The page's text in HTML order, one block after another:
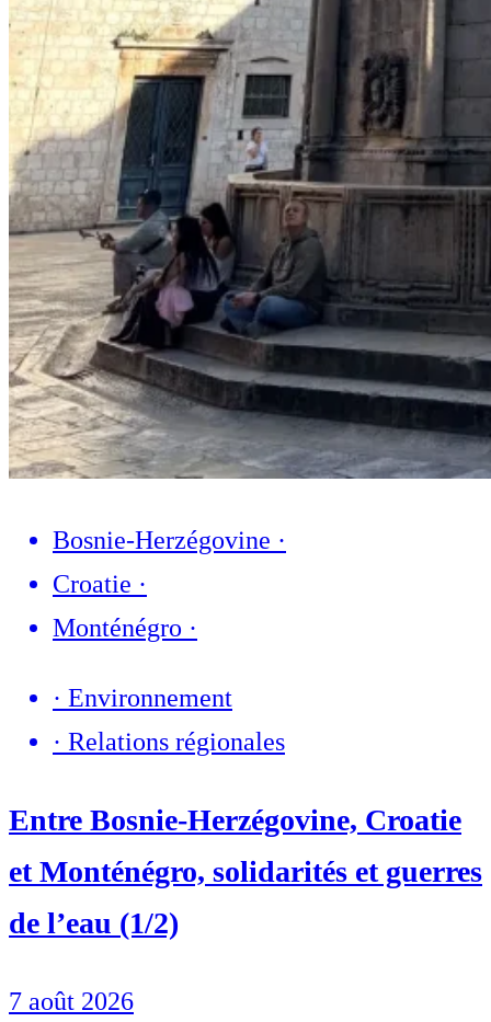
Bosnie-Herzégovine ·
Croatie ·
Monténégro ·
· Environnement
· Relations régionales
Entre Bosnie-Herzégovine, Croatie
et Monténégro, solidarités et guerres
de l’eau (1/2)
7 août 2026